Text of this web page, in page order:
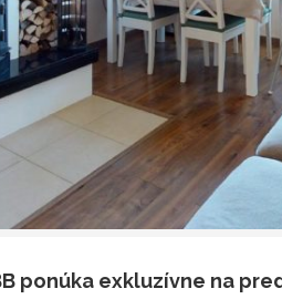
ponúka exkluzívne na